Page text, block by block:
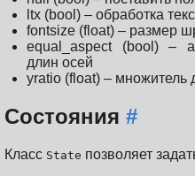
ltx (bool) – обработка
fontsize (float) – размер
equal_aspect (bool) –
длин осей
yratio (float) – множитель
Состояния #
Класс State позволяет